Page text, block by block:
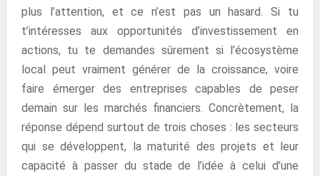
plus l’attention, et ce n’est pas un hasard. Si tu
t’intéresses aux opportunités d’investissement en
actions, tu te demandes sûrement si l’écosystème
local peut vraiment générer de la croissance, voire
faire émerger des entreprises capables de peser
demain sur les marchés financiers. Concrètement, la
réponse dépend surtout de trois choses : les secteurs
qui se développent, la maturité des projets et leur
capacité à passer du stade de l’idée à celui d’une